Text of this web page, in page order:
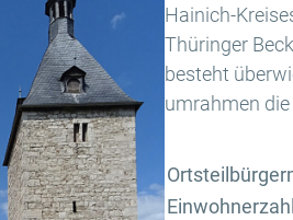
Hainich-
Thüringer
besteht
umrahmen